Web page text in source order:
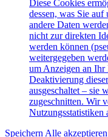
Diese Cookies
dessen, was Sie auf
andere Daten
nicht zur direkten
werden können
weitergegeben
um Anzeigen an Ihr
Deaktivierung
ausgeschaltet – sie
zugeschnitten. Wir
Nutzungsstatistiken
Speichern Alle akzeptieren